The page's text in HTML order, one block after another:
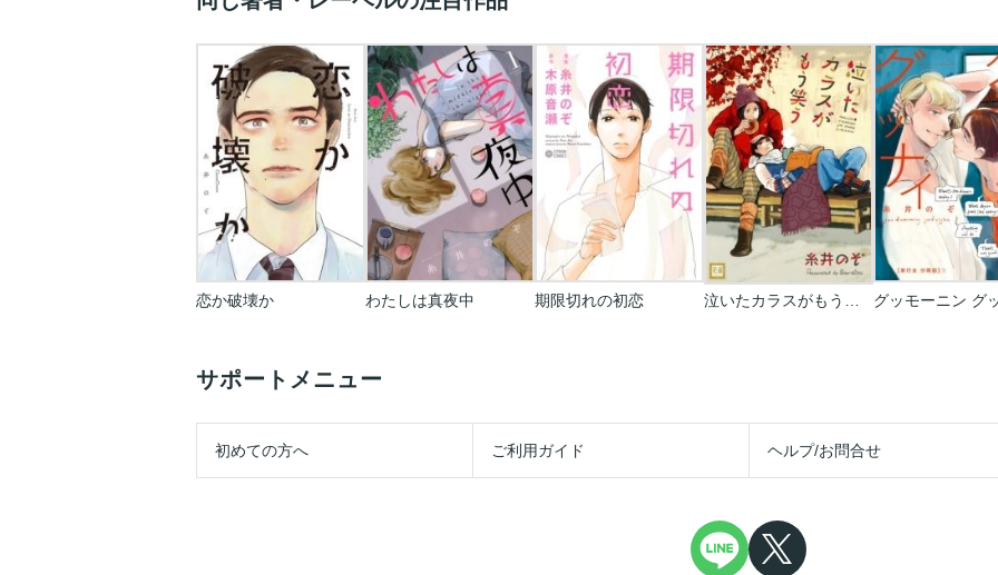
恋か破壊か わたしは真夜中 期限切れの初恋 泣いたカラスがもう笑う
サポートメニュー
初めての方へ ご利用ガイド ヘルプ/お問合せ